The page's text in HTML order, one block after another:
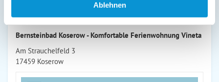
Ablehnen
Lage & Adresse des Objektes
Bernsteinbad Koserow - Komfortable Ferienwohnung Vineta
Am Strauchelfeld 3
17459 Koserow